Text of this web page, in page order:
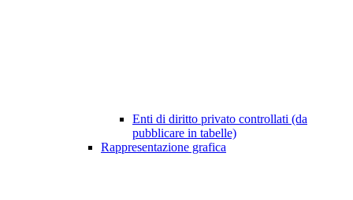
Enti di diritto privato controllati (da
pubblicare in tabelle)
Rappresentazione grafica